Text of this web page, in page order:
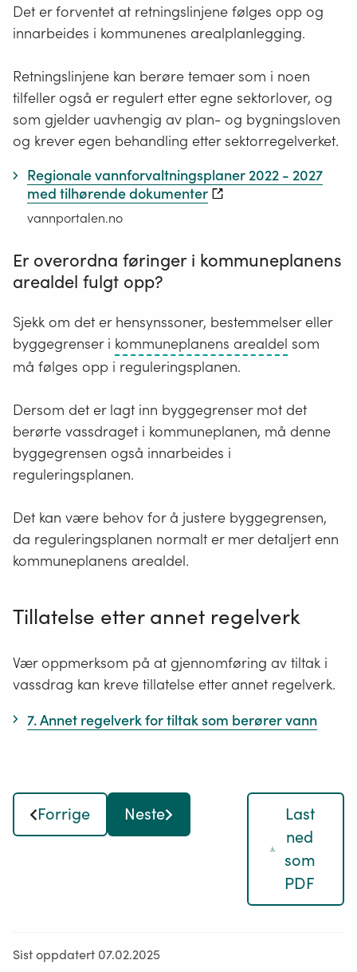
Det er forventet at retningslinjene følges opp og
innarbeides i kommunenes arealplanlegging.
Retningslinjene kan berøre temaer som i noen
tilfeller også er regulert etter egne sektorlover, og
som gjelder uavhengig av plan- og bygningsloven
og krever egen behandling etter sektorregelverket.
Regionale vannforvaltningsplaner 2022 - 2027
med tilhørende dokumenter
vannportalen.no
Er overordna føringer i kommuneplanens
arealdel fulgt opp?
Sjekk om det er hensynssoner, bestemmelser eller
byggegrenser i kommuneplanens arealdel
rammer
for
i
behov
vern
og
slik
blir
enklere
å
fatte
i
som
må følges opp i reguleringsplanen.
Dersom det er lagt inn byggegrenser mot det
berørte vassdraget i kommuneplanen, må denne
byggegrensen også innarbeides i
reguleringsplanen.
Det kan være behov for å justere byggegrensen,
da reguleringsplanen normalt er mer detaljert enn
kommuneplanens arealdel.
Tillatelse etter annet regelverk
Vær oppmerksom på at gjennomføring av tiltak i
vassdrag kan kreve tillatelse etter annet regelverk.
7. Annet regelverk for tiltak som berører vann
Forrige Neste
Last
ned
som
PDF
Sist oppdatert 07.02.2025